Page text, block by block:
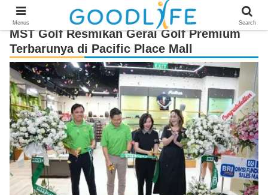
MST Golf Resmikan Gerai Golf Premium
Terbarunya di Pacific Place Mall
Menus Search